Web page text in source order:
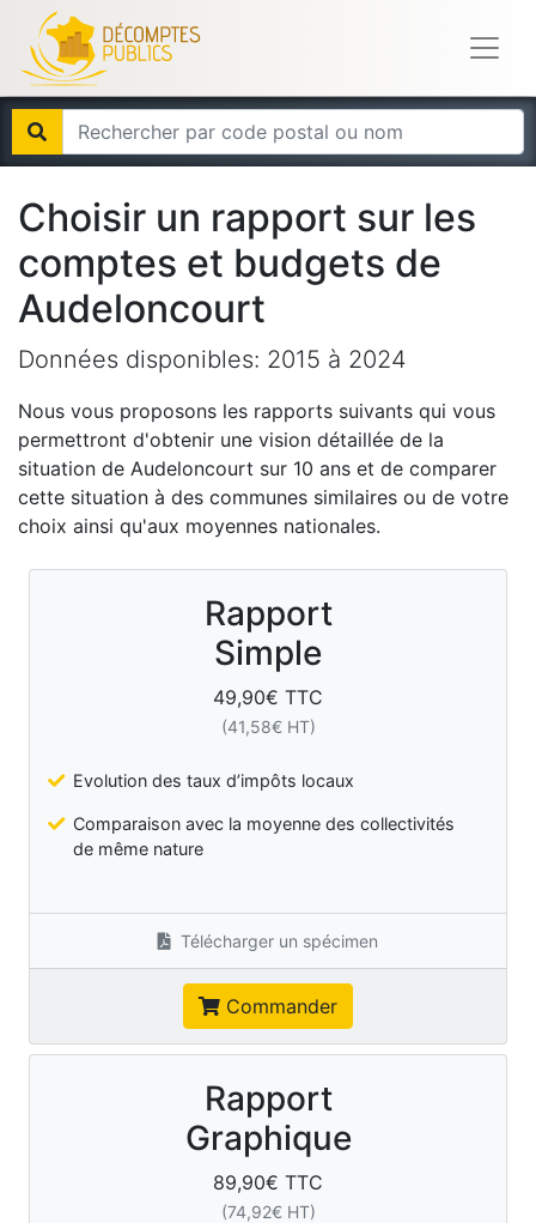
Choisir un rapport sur les
comptes et budgets de
Audeloncourt
Données disponibles: 2015 à 2024
Nous vous proposons les rapports suivants qui vous
permettront d'obtenir une vision détaillée de la
situation de Audeloncourt sur 10 ans et de comparer
cette situation à des communes similaires ou de votre
choix ainsi qu'aux moyennes nationales.
Rapport
Simple
49,90€ TTC
(41,58€ HT)
Evolution des taux d’impôts locaux
Comparaison avec la moyenne des collectivités
de même nature
Télécharger un spécimen
Commander
Rapport
Graphique
89,90€ TTC
(74,92€ HT)